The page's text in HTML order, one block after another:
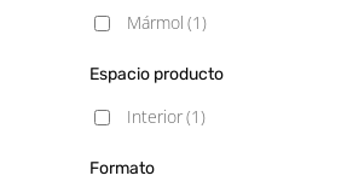
Mármol (1)
Espacio producto
Interior(1)
Formato